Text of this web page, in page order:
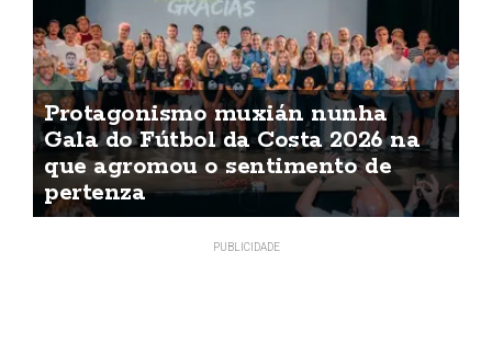
Protagonismo muxián nunha
Gala do Fútbol da Costa 2026 na
que agromou o sentimento de
pertenza